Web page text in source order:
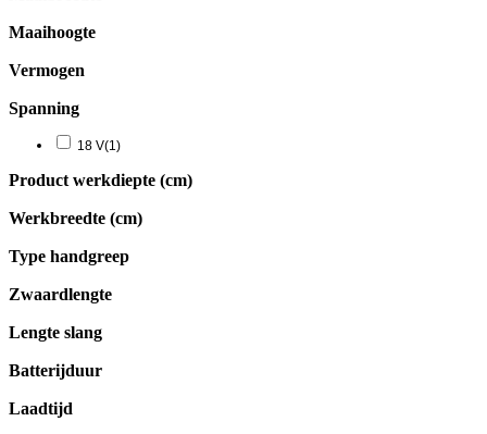
Maaihoogte
Vermogen
Spanning
18 V(1)
Product werkdiepte (cm)
Werkbreedte (cm)
Type handgreep
Zwaardlengte
Lengte slang
Batterijduur
Laadtijd